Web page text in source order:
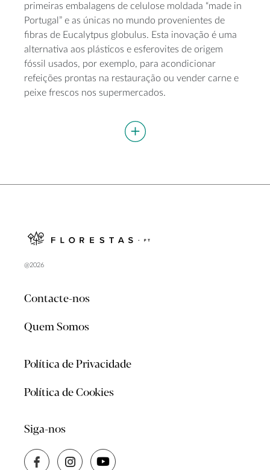
primeiras embalagens de celulose moldada “made in
Portugal” e as únicas no mundo provenientes de
fibras de Eucalytpus globulus. Esta inovação é uma
alternativa aos plásticos e esferovites de origem
fóssil usados, por exemplo, para acondicionar
refeições prontas na restauração ou vender carne e
peixe frescos nos supermercados.
@2026
Contacte-nos
Quem Somos
Política de Privacidade
Política de Cookies
Siga-nos